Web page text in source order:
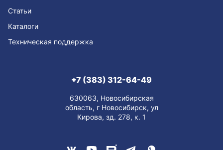
Статьи
Каталоги
Техническая поддержка
+7 (383) 312-64-49
630063, Новосибирская
область, г Новосибирск, ул
Кирова, зд. 278, к. 1